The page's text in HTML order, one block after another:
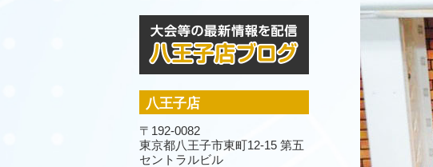
八王子店
〒192-0082
東京都八王子市東町12-15 第五
セントラルビル